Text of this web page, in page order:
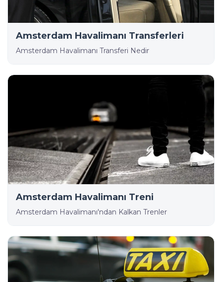
Amsterdam Havalimanı Transferleri
Amsterdam Havalimanı Transferi Nedir
Amsterdam Havalimanı Treni
Amsterdam Havalimanı'ndan Kalkan Trenler